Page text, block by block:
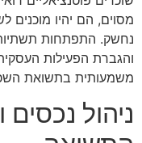
מסוים, הם יהיו מוכנים
נחשק. התפתחות
והגברת הפעילות
משמעותית בתשואת
ניהול